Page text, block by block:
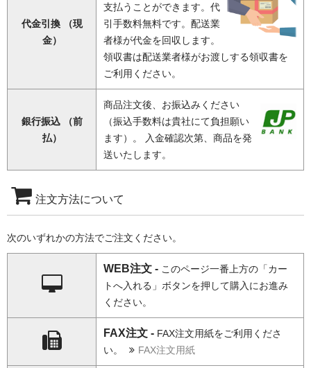
代金引換 （現
金）
支払うことができます。代
引手数料無料です。配送業
者様が代金を回収します。
領収書は配送業者様がお渡しする領収書を
ご利用ください。
銀行振込 （前
払）
商品注文後、お振込みください
（振込手数料は貴社にて負担願い
ます）。 入金確認次第、商品を発
送いたします。
注文方法について
次のいずれかの方法でご注文ください。
WEB注文 - このページ一番上方の「カー
トへ入れる」ボタンを押して購入にお進み
ください。
FAX注文 - FAX注文用紙をご利用くださ
い。
FAX注文用紙